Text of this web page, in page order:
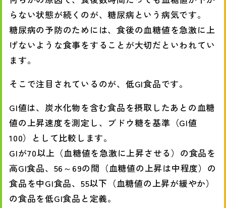
らない状態が続くのが、糖尿病という病気です。
糖尿病の予防のためには、食後の血糖値を急激に上
げないような食事をすることが大切だといわれてい
ます。
そこで注目されているのが、低GI食品です。
GI値は、炭水化物を含む食品を摂取したあとの血糖
値の上昇速度を測定し、ブドウ糖を基準（GI値
100）として比較します。
GIが70以上（血糖値を急激に上昇させる）の食品を
高GI食品、56～69の間（血糖値の上昇は中程度）の
食品を中GI食品、55以下（血糖値の上昇が緩やか）
の食品を低GI食品と定義。